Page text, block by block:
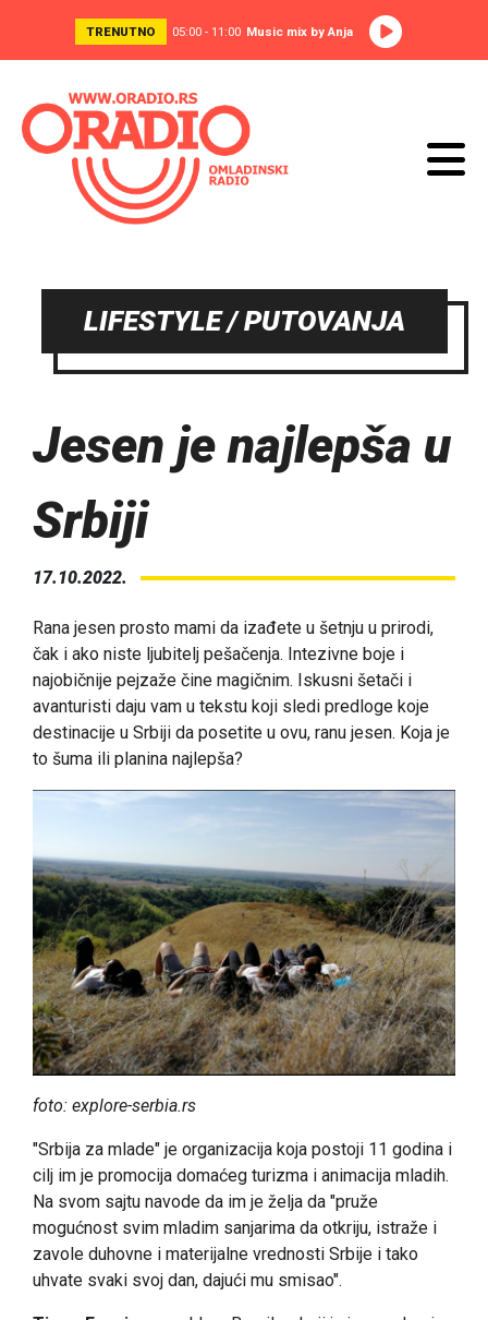
TRENUTNO 05:00 - 11:00 Music mix by Anja
LIFESTYLE / PUTOVANJA
Jesen je najlepša u
Srbiji
17.10.2022.
Rana jesen prosto mami da izađete u šetnju u prirodi,
čak i ako niste ljubitelj pešačenja. Intezivne boje i
najobičnije pejzaže čine magičnim. Iskusni šetači i
avanturisti daju vam u tekstu koji sledi predloge koje
destinacije u Srbiji da posetite u ovu, ranu jesen. Koja je
to šuma ili planina najlepša?
foto: explore-serbia.rs
"Srbija za mlade" je organizacija koja postoji 11 godina i
cilj im je promocija domaćeg turizma i animacija mladih.
Na svom sajtu navode da im je želja da "pruže
mogućnost svim mladim sanjarima da otkriju, istraže i
zavole duhovne i materijalne vrednosti Srbije i tako
uhvate svaki svoj dan, dajući mu smisao".